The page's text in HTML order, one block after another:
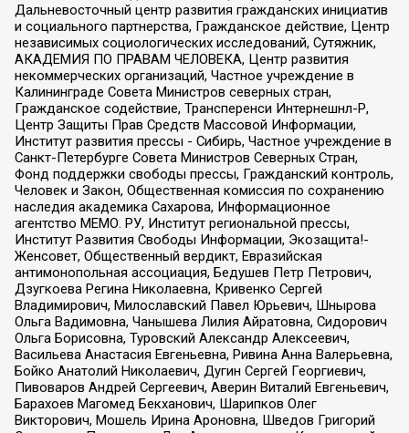
Дальневосточный центр развития гражданских инициатив
и социального партнерства, Гражданское действие, Центр
независимых социологических исследований, Сутяжник,
АКАДЕМИЯ ПО ПРАВАМ ЧЕЛОВЕКА, Центр развития
некоммерческих организаций, Частное учреждение в
Калининграде Совета Министров северных стран,
Гражданское содействие, Трансперенси Интернешнл-Р,
Центр Защиты Прав Средств Массовой Информации,
Институт развития прессы - Сибирь, Частное учреждение в
Санкт-Петербурге Совета Министров Северных Стран,
Фонд поддержки свободы прессы, Гражданский контроль,
Человек и Закон, Общественная комиссия по сохранению
наследия академика Сахарова, Информационное
агентство МЕМО. РУ, Институт региональной прессы,
Институт Развития Свободы Информации, Экозащита!-
Женсовет, Общественный вердикт, Евразийская
антимонопольная ассоциация, Бедушев Петр Петрович,
Дзугкоева Регина Николаевна, Кривенко Сергей
Владимирович, Милославский Павел Юрьевич, Шнырова
Ольга Вадимовна, Чанышева Лилия Айратовна, Сидорович
Ольга Борисовна, Туровский Александр Алексеевич,
Васильева Анастасия Евгеньевна, Ривина Анна Валерьевна,
Бойко Анатолий Николаевич, Дугин Сергей Георгиевич,
Пивоваров Андрей Сергеевич, Аверин Виталий Евгеньевич,
Барахоев Магомед Бекханович, Шарипков Олег
Викторович, Мошель Ирина Ароновна, Шведов Григорий